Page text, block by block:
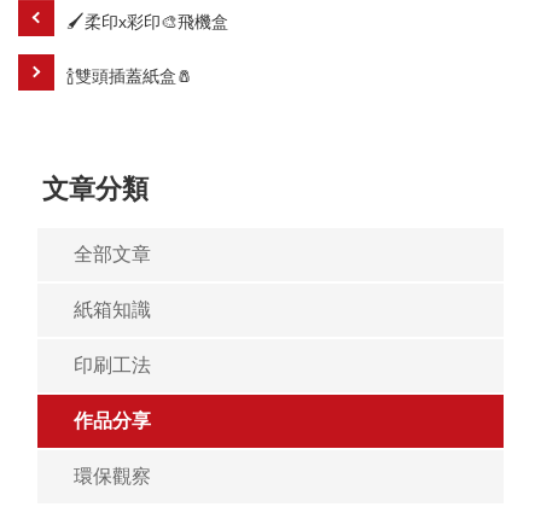
🖌️柔印x彩印🎨飛機盒
🍾雙頭插蓋紙盒🧂
文章分類
全部文章
紙箱知識
印刷工法
作品分享
環保觀察